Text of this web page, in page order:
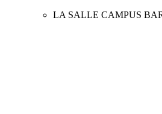
LA SALLE CAMPUS